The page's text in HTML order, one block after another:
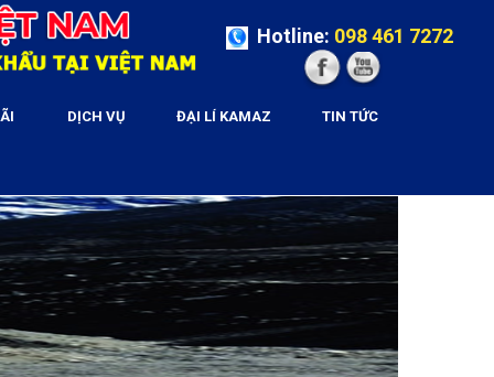
Hotline: 098 461 7272
DỊCH VỤ ĐẠI LÍ KAMAZ TIN TỨC